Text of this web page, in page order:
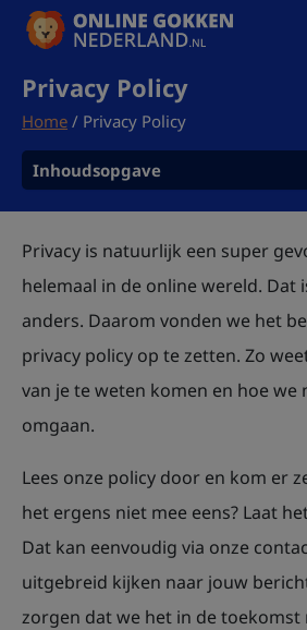
Privacy Policy
Home / Privacy Policy
Inhoudsopgave
Privacy is natuurlijk een super
helemaal in de online wereld. Dat
anders. Daarom vonden we het
privacy policy op te zetten. Zo
van je te weten komen en hoe
omgaan.
Lees onze policy door en kom er
het ergens niet mee eens? Laat
Dat kan eenvoudig via onze
uitgebreid kijken naar jouw
zorgen dat we het in de toekomst